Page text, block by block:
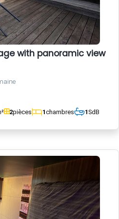
with panoramic view
2pièces 1chambres 1SdB